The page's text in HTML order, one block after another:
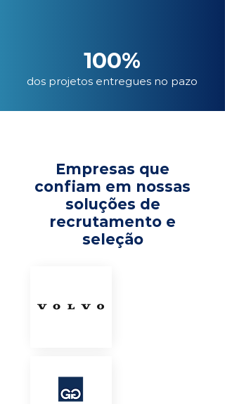
100%
dos projetos entregues no pazo
Empresas que
confiam em nossas
soluções de
recrutamento e
seleção